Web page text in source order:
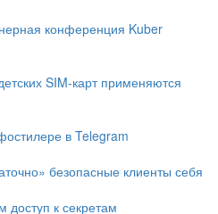
конференция Kuber
SIM-карт применяются
в Telegram
безопасные клиенты себя
доступ к секретам